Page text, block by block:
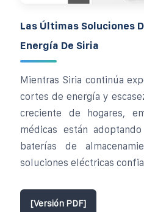
Las Últimas Soluciones
Energía De Siria
Mientras Siria continúa
cortes de energía y
creciente de hogares,
médicas están
baterías de
soluciones eléctricas
[Versión PDF]